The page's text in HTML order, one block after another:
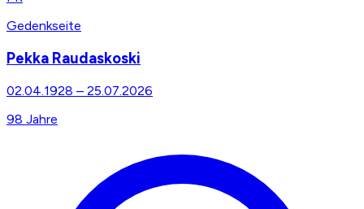
Gedenkseite
Pekka Raudaskoski
02.04.1928 – 25.07.2026
98 Jahre